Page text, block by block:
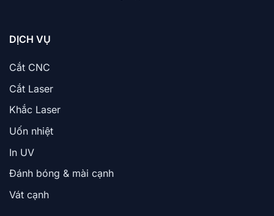
DỊCH VỤ
Cắt CNC
Cắt Laser
Khắc Laser
Uốn nhiệt
In UV
Đánh bóng & mài cạnh
Vát cạnh